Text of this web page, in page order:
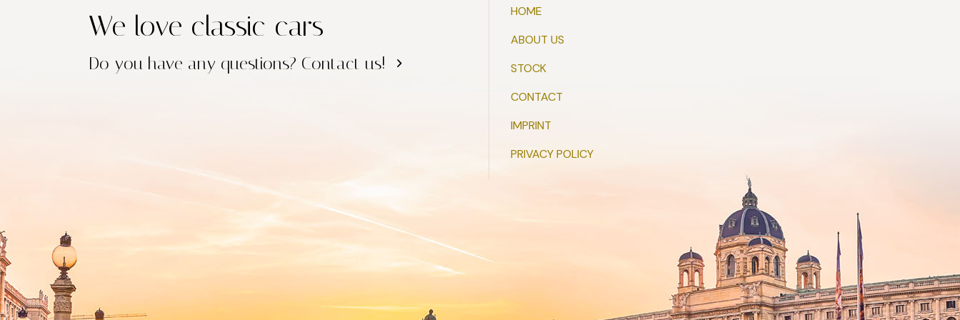
We love classic cars
Do you have any questions? Contact us!
HOME
ABOUT US
STOCK
CONTACT
IMPRINT
PRIVACY POLICY